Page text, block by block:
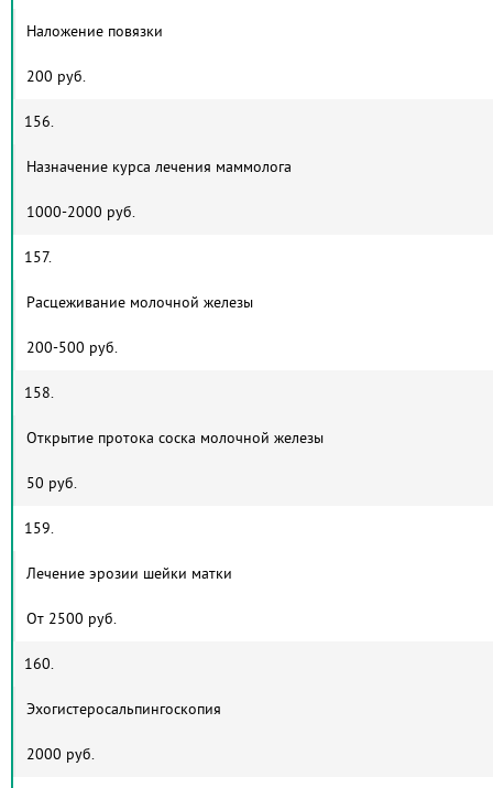
Наложение повязки
200 руб.
156.
Назначение курса лечения маммолога
1000-2000 руб.
157.
Расцеживание молочной железы
200-500 руб.
158.
Открытие протока соска молочной железы
50 руб.
159.
Лечение эрозии шейки матки
От 2500 руб.
160.
Эхогистеросальпингоскопия
2000 руб.